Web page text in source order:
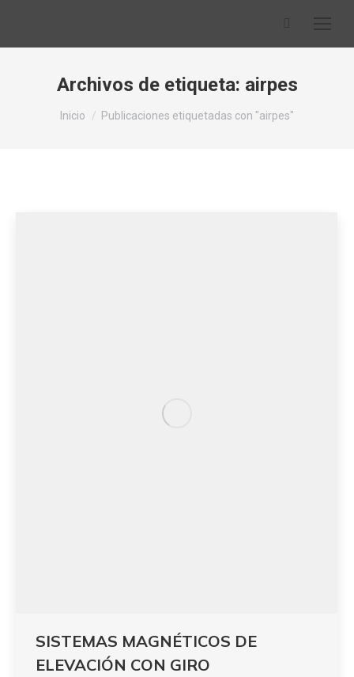
Archivos de etiqueta: airpes
Estás aquí:
Inicio Publicaciones etiquetadas con "airpes"
SISTEMAS MAGNÉTICOS DE
ELEVACIÓN CON GIRO